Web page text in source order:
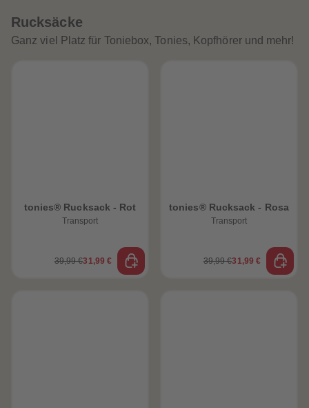
Rucksäcke
Ganz viel Platz für Toniebox, Tonies, Kopfhörer und mehr!
tonies® Rucksack - Rot
Transport
39,99 €31,99 €
tonies® Rucksack - Rosa
Transport
39,99 €31,99 €